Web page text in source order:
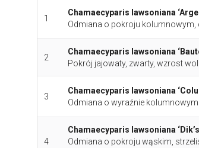
1
Chamaecyparis lawsoniana
Odmiana o pokroju kolumnowym,
2
Chamaecyparis lawsoniana
Pokrój jajowaty, zwarty, wzrost
3
Chamaecyparis lawsoniana
Odmiana o wyraźnie
4
Chamaecyparis lawsoniana
Odmiana o pokroju wąskim,